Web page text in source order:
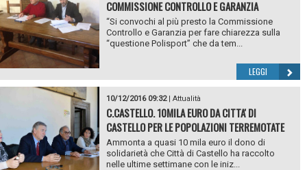
COMMISSIONE CONTROLLO E GARANZIA
“Si convochi al più presto la Commissione
Controllo e Garanzia per fare chiarezza sulla
“questione Polisport” che da tem...
LEGGI
10/12/2016 09:32| Attualità
C.CASTELLO. 10MILA EURO DA CITTA' DI
CASTELLO PER LE POPOLAZIONI TERREMOTATE
Ammonta a quasi 10 mila euro il dono di
solidarietà che Città di Castello ha raccolto
nelle ultime settimane con le iniz...